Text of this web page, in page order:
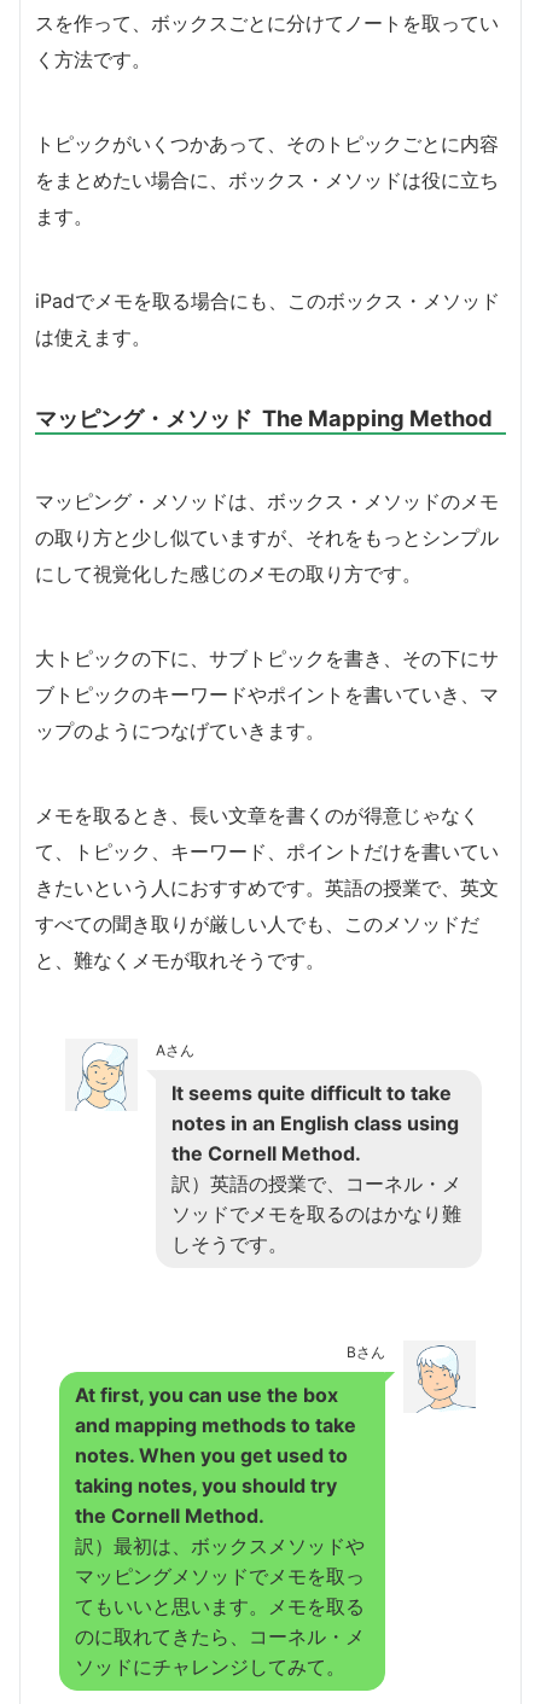
スを作って、ボックスごとに分けてノートを取ってい
く方法です。
トピックがいくつかあって、そのトピックごとに内容
をまとめたい場合に、ボックス・メソッドは役に立ち
ます。
iPadでメモを取る場合にも、このボックス・メソッド
は使えます。
マッピング・メソッド The Mapping Method
マッピング・メソッドは、ボックス・メソッドのメモ
の取り方と少し似ていますが、それをもっとシンプル
にして視覚化した感じのメモの取り方です。
大トピックの下に、サブトピックを書き、その下にサ
ブトピックのキーワードやポイントを書いていき、マ
ップのようにつなげていきます。
メモを取るとき、長い文章を書くのが得意じゃなく
て、トピック、キーワード、ポイントだけを書いてい
きたいという人におすすめです。英語の授業で、英文
すべての聞き取りが厳しい人でも、このメソッドだ
と、難なくメモが取れそうです。
Aさん
It seems quite difficult to take
notes in an English class using
the Cornell Method.
訳）英語の授業で、コーネル・メ
ソッドでメモを取るのはかなり難
しそうです。
Bさん
At first, you can use the box
and mapping methods to take
notes. When you get used to
taking notes, you should try
the Cornell Method.
訳）最初は、ボックスメソッドや
マッピングメソッドでメモを取っ
てもいいと思います。メモを取る
のに取れてきたら、コーネル・メ
ソッドにチャレンジしてみて。